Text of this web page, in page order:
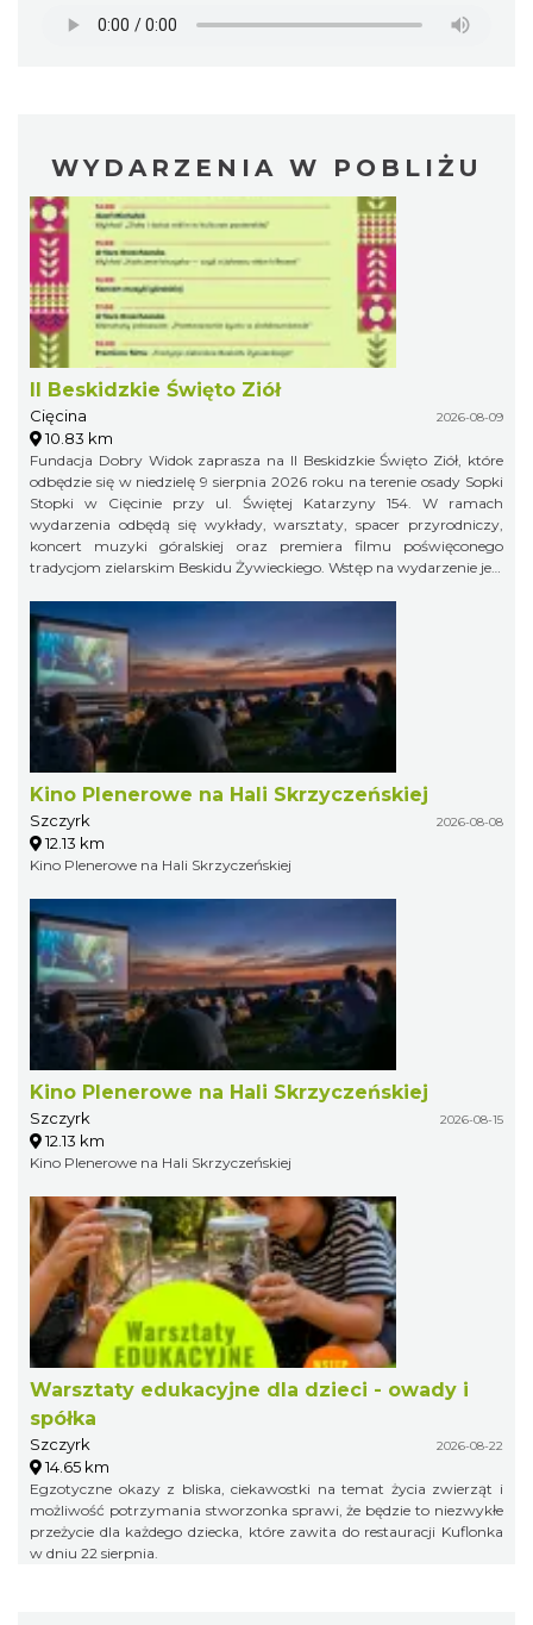
WYDARZENIA W POBLIŻU
II Beskidzkie Święto Ziół
Cięcina 2026-08-09
10.83 km
Fundacja Dobry Widok zaprasza na II Beskidzkie Święto Ziół, które
odbędzie się w niedzielę 9 sierpnia 2026 roku na terenie osady Sopki
Stopki w Cięcinie przy ul. Świętej Katarzyny 154. W ramach
wydarzenia odbędą się wykłady, warsztaty, spacer przyrodniczy,
koncert muzyki góralskiej oraz premiera filmu poświęconego
tradycjom zielarskim Beskidu Żywieckiego. Wstęp na wydarzenie jest
Kino Plenerowe na Hali Skrzyczeńskiej
Szczyrk 2026-08-08
12.13 km
Kino Plenerowe na Hali Skrzyczeńskiej
Kino Plenerowe na Hali Skrzyczeńskiej
Szczyrk 2026-08-15
12.13 km
Kino Plenerowe na Hali Skrzyczeńskiej
Warsztaty edukacyjne dla dzieci - owady i
spółka
Szczyrk 2026-08-22
14.65 km
Egzotyczne okazy z bliska, ciekawostki na temat życia zwierząt i
możliwość potrzymania stworzonka sprawi, że będzie to niezwykłe
przeżycie dla każdego dziecka, które zawita do restauracji Kuflonka
w dniu 22 sierpnia.